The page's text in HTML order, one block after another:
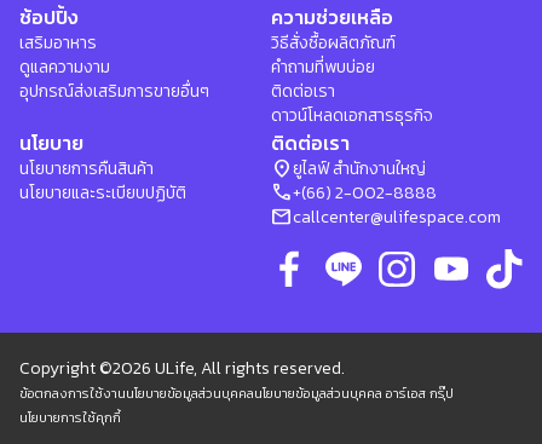
ช้อปปิ้ง
เสริมอาหาร
ดูแลความงาม
อุปกรณ์ส่งเสริมการขายอื่นๆ
ความช่วยเหลือ
วิธีสั่งซื้อผลิตภัณฑ์
คำถามที่พบบ่อย
ติดต่อเรา
ดาวน์โหลดเอกสารธุรกิจ
นโยบาย
นโยบายการคืนสินค้า
นโยบายและระเบียบปฏิบัติ
ติดต่อเรา
location_onยูไลฟ์ สำนักงานใหญ่
phone+(66) 2-002-8888
mailcallcenter@ulifespace.com
Copyright ©2026 ULife, All rights reserved.
ข้อตกลงการใช้งานนโยบายข้อมูลส่วนบุคคลนโยบายข้อมูลส่วนบุคคล อาร์เอส กรุ๊ป
นโยบายการใช้คุกกี้